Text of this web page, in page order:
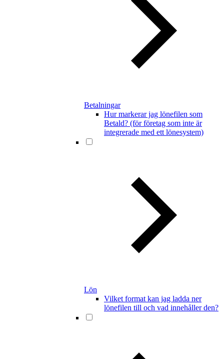
Betalningar
Hur markerar jag lönefilen som
Betald? (för företag som inte är
integrerade med ett lönesystem)
Lön
Vilket format kan jag ladda ner
lönefilen till och vad innehåller den?